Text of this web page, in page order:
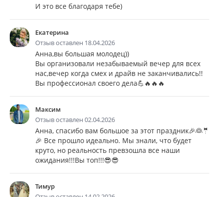
И это все благодаря тебе)
Екатерина
Отзыв оставлен 18.04.2026
Анна,вы большая молодец))
Вы организовали незабываемый вечер для всех
нас,вечер когда смех и драйв не заканчивались!!
Вы профессионал своего дела💪🔥🔥🔥
Максим
Отзыв оставлен 02.04.2026
Анна, спасибо вам большое за этот праздник🎉👰🤵
🎉 Все прошло идеально. Мы знали, что будет
круто, но реальность превзошла все наши
ожидания!!!Вы топ!!!😎😎
Тимур